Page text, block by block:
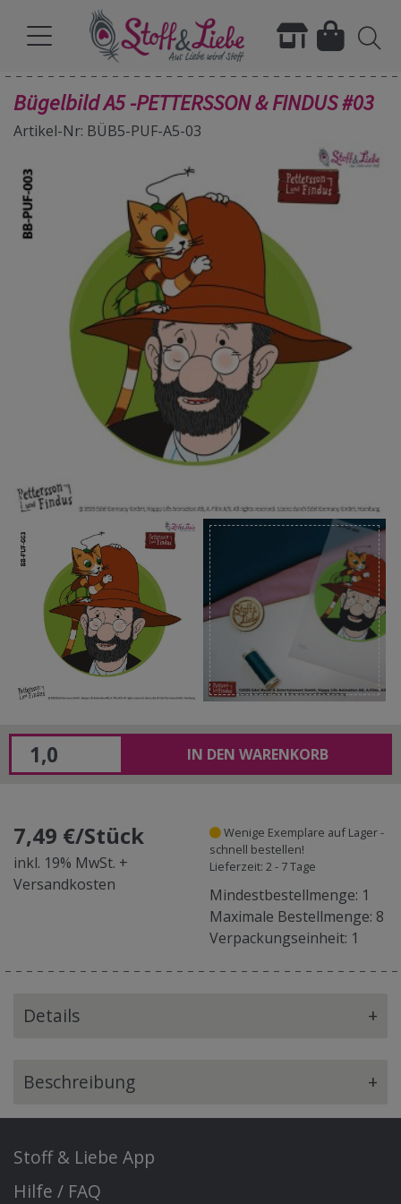
Bügelbild A5 -PETTERSSON & FINDUS #03
Artikel-Nr: BÜB5-PUF-A5-03
IN DEN WARENKORB
7,49 €/Stück
inkl. 19% MwSt. +
Versandkosten
Wenige Exemplare auf Lager -
schnell bestellen!
Lieferzeit: 2 - 7 Tage
Mindestbestellmenge: 1
Maximale Bestellmenge: 8
Verpackungseinheit: 1
Details +
Beschreibung +
Stoff & Liebe App
Hilfe / FAQ